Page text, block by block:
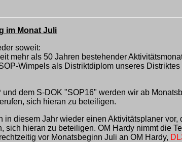
im Monat Juli
soweit:
mehr als 50 Jahren bestehender
Wimpels als Distriktdiplom unseres
dem S-DOK "SOP16" werden wir ab
sich hieran zu beteiligen.
in diesem Jahr wieder einen Aktivitätsplaner
sich hieran zu beteiligen. OM Hardy nimmt die
vor Monatsbeginn Juli an OM Hardy,